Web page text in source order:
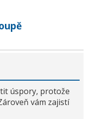
úspory, protože
vám zajistí